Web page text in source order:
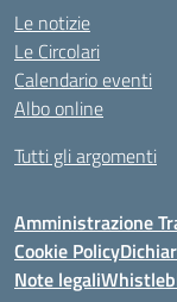
Le notizie
Le Circolari
Calendario eventi
Albo online
Tutti gli argomenti
Amministrazione
Cookie Policy
Note legali